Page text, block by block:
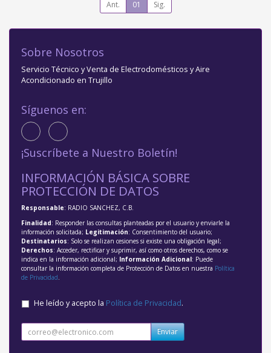
Ant. 01 Sig.
Sobre Nosotros
Servicio Técnico y Venta de Electrodomésticos y Aire
Acondicionado en Trujillo
Síguenos en:
¡Suscríbete a Nuestro Boletín!
INFORMACIÓN BÁSICA SOBRE
PROTECCIÓN DE DATOS
Responsable: RADIO SANCHEZ, C.B.
Finalidad: Responder las consultas planteadas por el usuario y enviarle la
información solicitada; Legitimación: Consentimiento del usuario;
Destinatarios: Solo se realizan cesiones si existe una obligación legal;
Derechos: Acceder, rectificar y suprimir, así como otros derechos, como se
indica en la información adicional; Información Adicional: Puede
consultar la información completa de Protección de Datos en nuestra Política
de Privacidad.
He leído y acepto la Política de Privacidad.
Enviar